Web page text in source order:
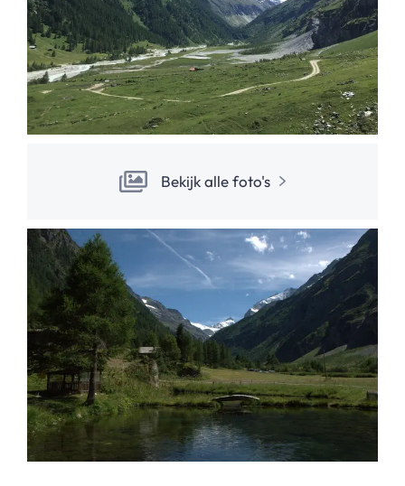
Bekijk alle foto's